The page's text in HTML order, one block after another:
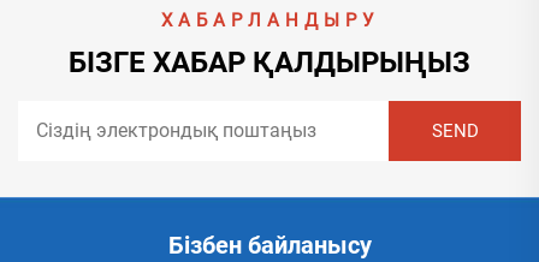
ХАБАРЛАНДЫРУ
БІЗГЕ ХАБАР ҚАЛДЫРЫҢЫЗ
Бізбен байланысу